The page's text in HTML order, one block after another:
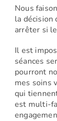
Nous
la décision
arrêter si
Il est
séances
pourront
mes soins
qui
est multi-